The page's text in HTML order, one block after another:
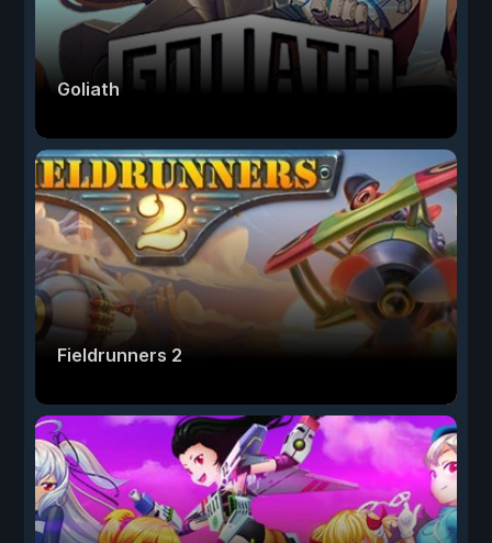
Goliath
Fieldrunners 2